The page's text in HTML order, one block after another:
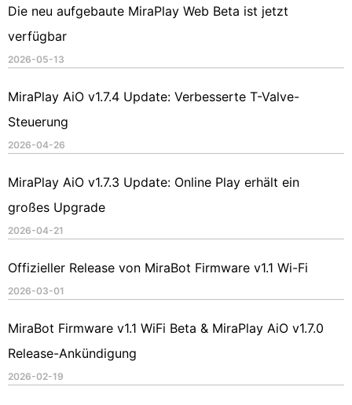
Die neu aufgebaute MiraPlay Web Beta ist jetzt
verfügbar
2026-05-13
MiraPlay AiO v1.7.4 Update: Verbesserte T-Valve-
Steuerung
2026-04-26
MiraPlay AiO v1.7.3 Update: Online Play erhält ein
großes Upgrade
2026-04-21
Offizieller Release von MiraBot Firmware v1.1 Wi-Fi
2026-03-01
MiraBot Firmware v1.1 WiFi Beta & MiraPlay AiO v1.7.0
Release-Ankündigung
2026-02-19